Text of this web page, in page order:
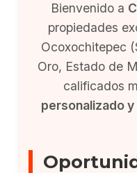
Bienvenido a
propiedades
Ocoxochitepec
Oro, Estado de
calificados
personalizado